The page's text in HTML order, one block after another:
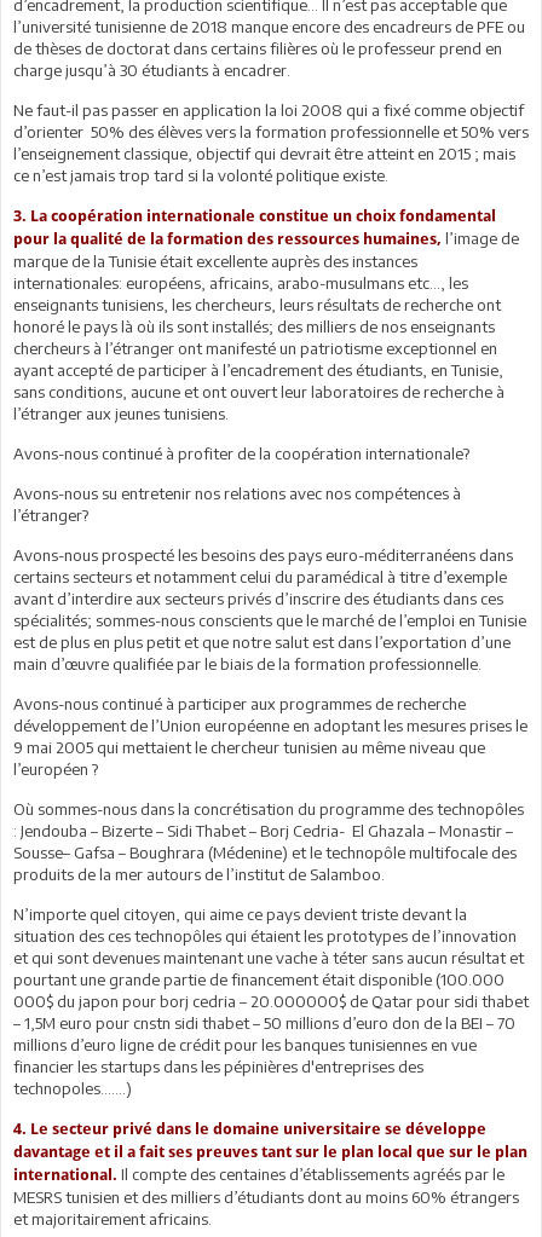
d’encadrement, la production scientifique… Il n’est pas acceptable que
l’université tunisienne de 2018 manque encore des encadreurs de PFE ou
de thèses de doctorat dans certains filières où le professeur prend en
charge jusqu’à 30 étudiants à encadrer.
Ne faut-il pas passer en application la loi 2008 qui a fixé comme objectif
d’orienter 50% des élèves vers la formation professionnelle et 50% vers
l’enseignement classique, objectif qui devrait être atteint en 2015 ; mais
ce n’est jamais trop tard si la volonté politique existe.
3. La coopération internationale constitue un choix fondamental
pour la qualité de la formation des ressources humaines, l’image de
marque de la Tunisie était excellente auprès des instances
internationales: européens, africains, arabo-musulmans etc…, les
enseignants tunisiens, les chercheurs, leurs résultats de recherche ont
honoré le pays là où ils sont installés; des milliers de nos enseignants
chercheurs à l’étranger ont manifesté un patriotisme exceptionnel en
ayant accepté de participer à l’encadrement des étudiants, en Tunisie,
sans conditions, aucune et ont ouvert leur laboratoires de recherche à
l’étranger aux jeunes tunisiens.
Avons-nous continué à profiter de la coopération internationale?
Avons-nous su entretenir nos relations avec nos compétences à
l’étranger?
Avons-nous prospecté les besoins des pays euro-méditerranéens dans
certains secteurs et notamment celui du paramédical à titre d’exemple
avant d’interdire aux secteurs privés d’inscrire des étudiants dans ces
spécialités; sommes-nous conscients que le marché de l’emploi en Tunisie
est de plus en plus petit et que notre salut est dans l’exportation d’une
main d’œuvre qualifiée par le biais de la formation professionnelle.
Avons-nous continué à participer aux programmes de recherche
développement de l’Union européenne en adoptant les mesures prises le
9 mai 2005 qui mettaient le chercheur tunisien au même niveau que
l’européen ?
Où sommes-nous dans la concrétisation du programme des technopôles
: Jendouba – Bizerte – Sidi Thabet – Borj Cedria- El Ghazala – Monastir –
Sousse– Gafsa – Boughrara (Médenine) et le technopôle multifocale des
produits de la mer autours de l’institut de Salamboo.
N’importe quel citoyen, qui aime ce pays devient triste devant la
situation des ces technopôles qui étaient les prototypes de l’innovation
et qui sont devenues maintenant une vache à téter sans aucun résultat et
pourtant une grande partie de financement était disponible (100.000
000$ du japon pour borj cedria – 20.000000$ de Qatar pour sidi thabet
– 1,5M euro pour cnstn sidi thabet – 50 millions d’euro don de la BEI – 70
millions d’euro ligne de crédit pour les banques tunisiennes en vue
financier les startups dans les pépinières d'entreprises des
technopoles…….)
4. Le secteur privé dans le domaine universitaire se développe
davantage et il a fait ses preuves tant sur le plan local que sur le plan
international. Il compte des centaines d’établissements agréés par le
MESRS tunisien et des milliers d’étudiants dont au moins 60% étrangers
et majoritairement africains.